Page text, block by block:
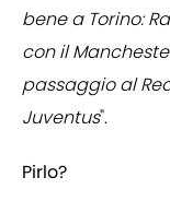
bene a Torino:
con il
passaggio al
Juventus".
Pirlo?